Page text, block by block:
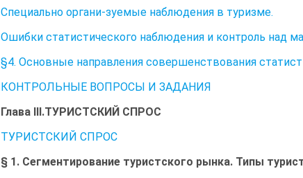
Специально органи-зуемые наблюдения в туризме.
Ошибки статистического наблюдения и контроль над
§4. Основные направления совершенствования
КОНТРОЛЬНЫЕ ВОПРОСЫ И ЗАДАНИЯ
Глава ІІІ.ТУРИСТСКИЙ СПРОС
ТУРИСТСКИЙ СПРОС
§ 1. Сегментирование туристского рынка. Типы